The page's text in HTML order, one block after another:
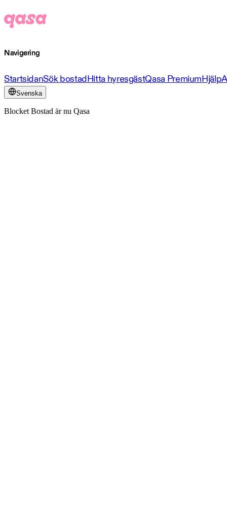
Navigering
StartsidanSök bostadHitta hyresgästQasa PremiumHjälp
Svenska
Blocket Bostad är nu Qasa